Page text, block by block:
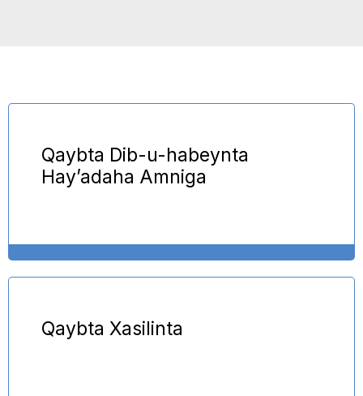
Qaybta Dib-u-habeynta
Hay’adaha Amniga
Qaybta Xasilinta